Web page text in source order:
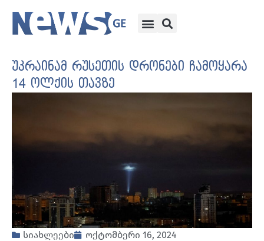
უკრაინამ რუსეთის დრონები ჩამოყარა
14 ოლქის თავზე
სიახლეები
ოქტომბერი 16, 2024